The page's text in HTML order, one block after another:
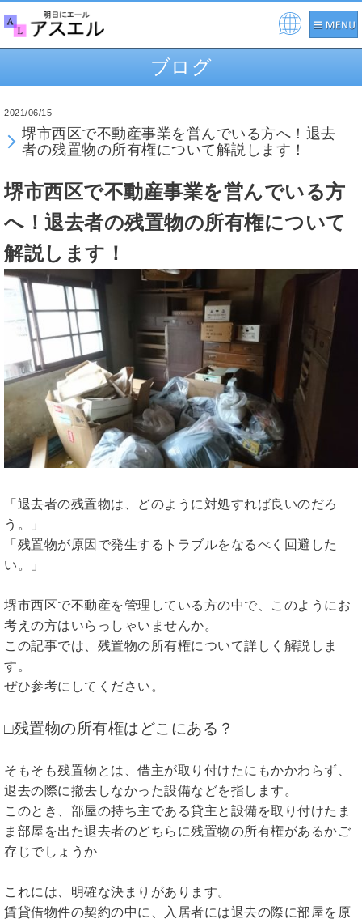
ブログ
2021/06/15
堺市西区で不動産事業を営んでいる方へ！退去
者の残置物の所有権について解説します！
堺市西区で不動産事業を営んでいる方
へ！退去者の残置物の所有権について
解説します！
「退去者の残置物は、どのように対処すれば良いのだろ
う。」
「残置物が原因で発生するトラブルをなるべく回避した
い。」
堺市西区で不動産を管理している方の中で、このようにお
考えの方はいらっしゃいませんか。
この記事では、残置物の所有権について詳しく解説しま
す。
ぜひ参考にしてください。
□残置物の所有権はどこにある？
そもそも残置物とは、借主が取り付けたにもかかわらず、
退去の際に撤去しなかった設備などを指します。
このとき、部屋の持ち主である貸主と設備を取り付けたま
ま部屋を出た退去者のどちらに残置物の所有権があるかご
存じでしょうか
これには、明確な決まりがあります。
賃貸借物件の契約の中に、入居者には退去の際に部屋を原